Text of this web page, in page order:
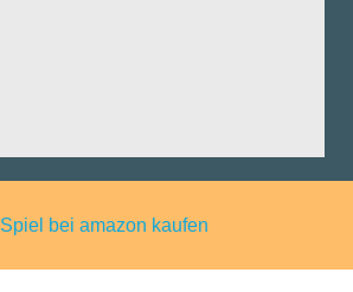
Spiel bei amazon kaufen